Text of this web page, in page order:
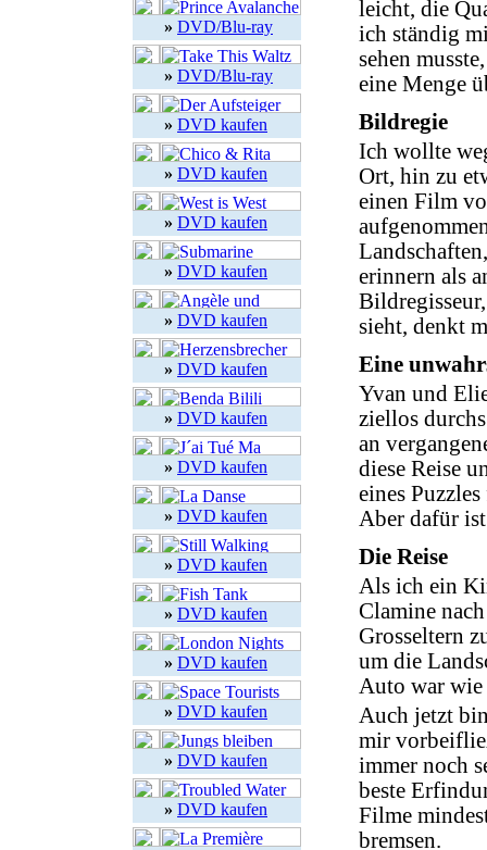
» DVD/Blu-ray
» DVD/Blu-ray
» DVD kaufen
» DVD kaufen
» DVD kaufen
» DVD kaufen
» DVD kaufen
» DVD kaufen
» DVD kaufen
» DVD kaufen
» DVD kaufen
» DVD kaufen
» DVD kaufen
» DVD kaufen
» DVD kaufen
» DVD kaufen
» DVD kaufen
leicht, die
ich ständig
sehen
eine Menge
Bildregie
Ich wollte
Ort, hin zu
einen Film
erinnern als
sieht, denkt
Eine
Yvan und
ziellos
an
diese Reise
eines
Aber dafür
Die Reise
Als ich ein
Clamine
Grosseltern
um die
Auto war
Auch jetzt
mir
immer noch
beste
Filme
bremsen.